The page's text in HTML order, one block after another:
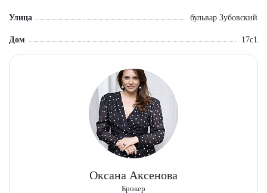
Улица бульвар Зубовский
Дом 17с1
Оксана Аксенова
Брокер